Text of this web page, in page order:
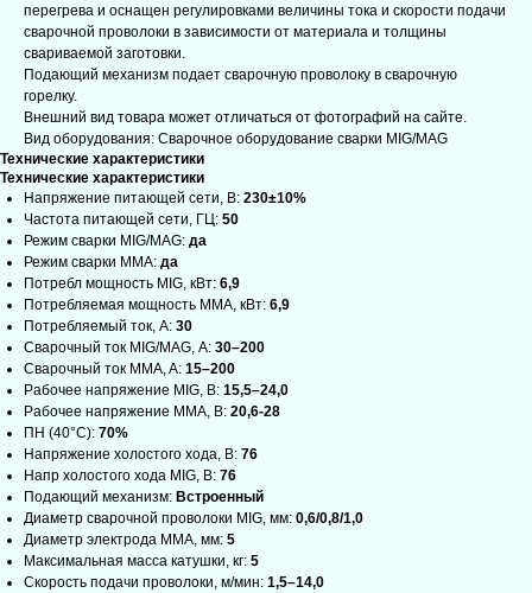
перегрева и оснащен регулировками величины тока и скорости подачи
сварочной проволоки в зависимости от материала и толщины
свариваемой заготовки.
Подающий механизм подает сварочную проволоку в сварочную
горелку.
Внешний вид товара может отличаться от фотографий на сайте.
Вид оборудования: Сварочное оборудование сварки MIG/MAG
Технические характеристики
Технические характеристики
Напряжение питающей сети, В: 230±10%
Частота питающей сети, ГЦ: 50
Режим сварки MIG/MAG: да
Режим сварки MMA: да
Потребл мощность MIG, кВт: 6,9
Потребляемая мощность ММА, кВт: 6,9
Потребляемый ток, А: 30
Сварочный ток MIG/MAG, А: 30–200
Сварочный ток MMA, A: 15–200
Рабочее напряжение MIG, В: 15,5–24,0
Рабочее напряжение ММА, В: 20,6-28
ПН (40°C): 70%
Напряжение холостого хода, В: 76
Напр холостого хода MIG, B: 76
Подающий механизм: Встроенный
Диаметр сварочной проволоки MIG, мм: 0,6/0,8/1,0
Диаметр электрода MMA, мм: 5
Максимальная масса катушки, кг: 5
Скорость подачи проволоки, м/мин: 1,5–14,0